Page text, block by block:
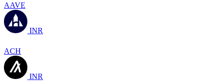
AAVE
INR
ACH
INR